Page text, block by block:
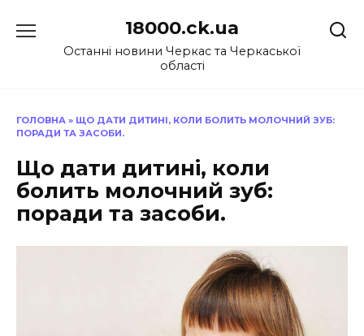
до
18000.ck.ua
Останні новини Черкас та Черкаської
області
ГОЛОВНА » ЩО ДАТИ ДИТИНІ, КОЛИ БОЛИТЬ МОЛОЧНИЙ ЗУБ:
ПОРАДИ ТА ЗАСОБИ.
Що дати дитині, коли
болить молочний зуб:
поради та засоби.